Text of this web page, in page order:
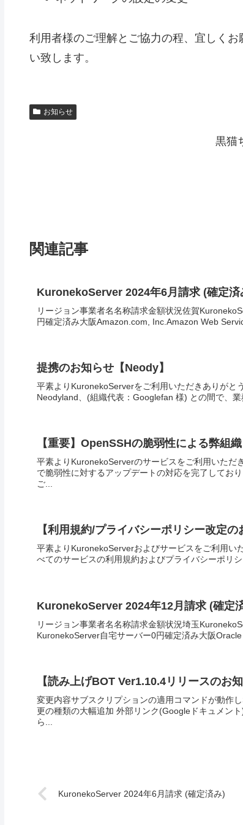
利用者様のご理解とご協力の程、宜しく
い致します。
お知らせ
黒猫
関連記事
KuronekoServer 2024年6月請求 (確定済
リージョン事業者名名称請求金額状況佐賀
円確定済み大阪Amazon.com, Inc.Amazon Web
提携のお知らせ【Neody】
平素よりKuronekoServerをご利用いただきありがと
Neodyland、(組織代表：Googlefan 様) との間で、
【重要】OpenSSHの脆弱性による弊組
平素よりKuronekoServerのサービスをご利用いただ
で脆弱性に対するアップデートの対応を完了してお
ご...
【利用規約/プライバシーポリシー改定の
平素よりKuronekoServerおよびサービスをご利用い
べてのサービスの利用規約およびプライバシーポリ
KuronekoServer 2024年12月請求 (確定
リージョン事業者名名称請求金額状況埼玉
KuronekoServer自宅サーバー0円確定済み大阪
【読み上げBOT Ver1.10.4リリースのお知
変更内容サブスクリプションの適用コマンドが動作
更の種類の大幅追加 外部リンク(Googleドキュメン
ら...
KuronekoServer 2024年6月請求 (確定済み)